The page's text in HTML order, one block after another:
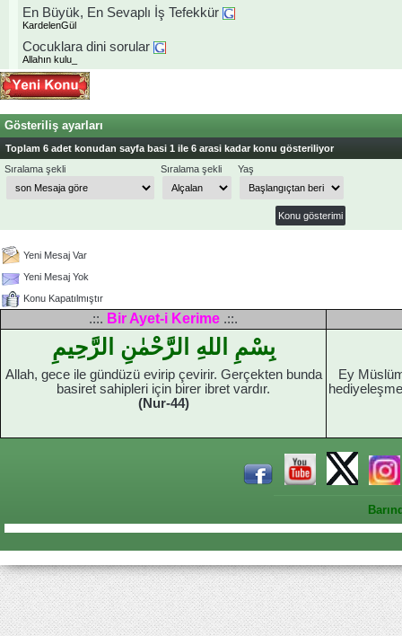
En Büyük, En Sevaplı İş Tefekkür
KardelenGül
Cocuklara dini sorular
Allahın kulu_
Gösteriliş ayarları
Toplam 6 adet konudan sayfa basi 1 ile 6 arasi kadar konu gösteriliyor
Sıralama şekli
Sıralama şekli Yaş
Yeni Mesaj Var
Yeni Mesaj Yok
Konu Kapatılmıştır
.::. Bir Ayet-i Kerime .::.
بِسْمِ اللهِ الرَّحْمٰنِ الرَّحِيمِ
Allah, gece ile gündüzü evirip çevirir. Gerçekten bunda
basiret sahipleri için birer ibret vardır.
(Nur-44)
Ey